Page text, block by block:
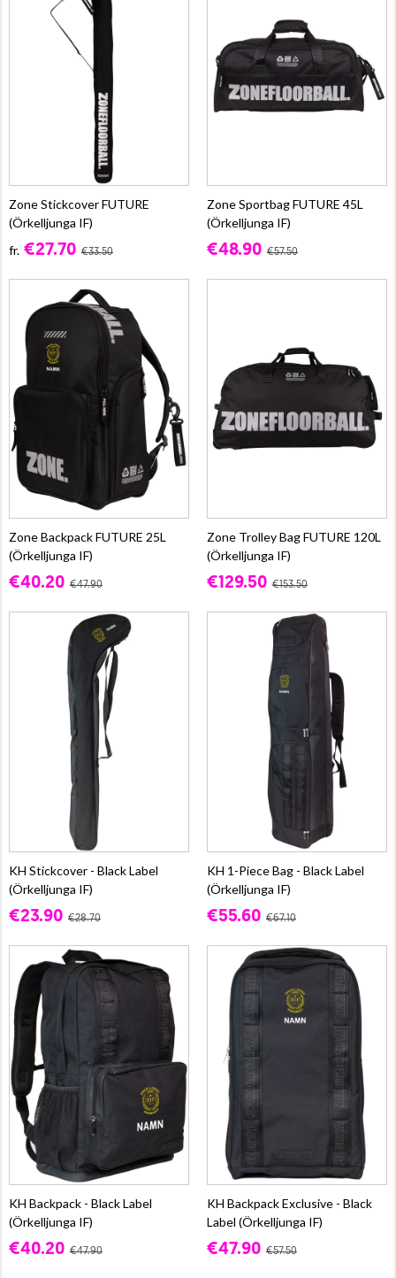
Zone Stickcover FUTURE
(Örkelljunga IF)
fr. €27.70 €33.50
Zone Sportbag FUTURE 45L
(Örkelljunga IF)
€48.90 €57.50
Zone Backpack FUTURE 25L
(Örkelljunga IF)
€40.20 €47.90
Zone Trolley Bag FUTURE 120L
(Örkelljunga IF)
€129.50 €153.50
KH Stickcover - Black Label
(Örkelljunga IF)
€23.90 €28.70
KH 1-Piece Bag - Black Label
(Örkelljunga IF)
€55.60 €67.10
KH Backpack - Black Label
(Örkelljunga IF)
€40.20 €47.90
KH Backpack Exclusive - Black
Label (Örkelljunga IF)
€47.90 €57.50